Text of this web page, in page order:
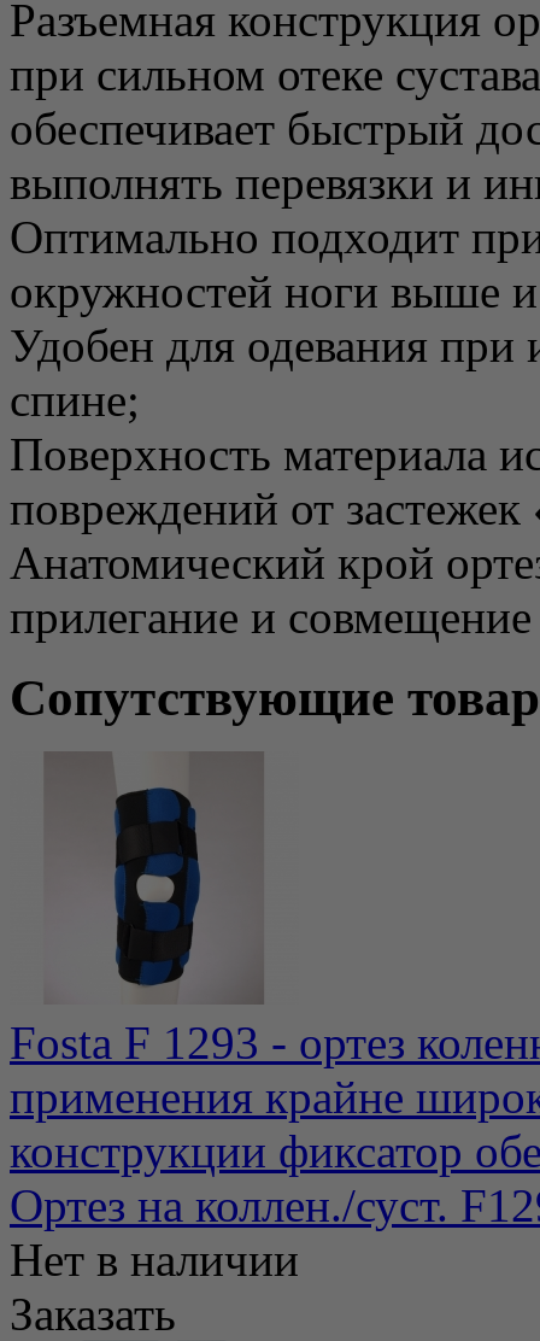
Разъемная конструкция
при сильном отеке
обеспечивает быстрый
выполнять перевязки и
Оптимально подходит
окружностей ноги выше
Удобен для одевания при
спине;
Поверхность материала
повреждений от
Анатомический крой
прилегание и
Сопутствующие
Fosta F 1293 - ортез
применения крайне
конструкции фиксатор
Ортез на коллен./суст.
Нет в наличии
Заказать